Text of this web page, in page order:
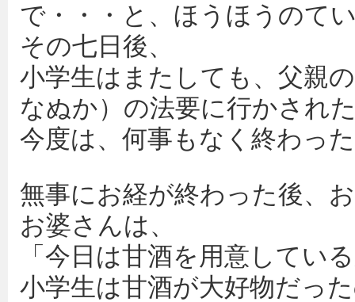
で・・・と、ほうほうのて
その七日後、
小学生はまたしても、父親
なぬか）の法要に行かされ
今度は、何事もなく終わっ
無事にお経が終わった後、
お婆さんは、
「今日は甘酒を用意してい
小学生は甘酒が大好物だっ